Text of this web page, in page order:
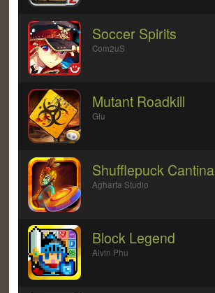
Soccer Spirits
Com2uS
Mutant Roadkill
Glu
Shufflepuck Cantina
Agharta Studio
Block Legend
Alvin Phu